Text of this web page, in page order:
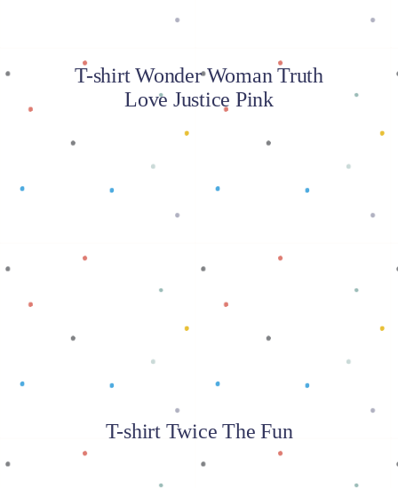
T-shirt Wonder Woman Truth
Love Justice Pink
Baca selengkapnya
T-shirt Twice The Fun